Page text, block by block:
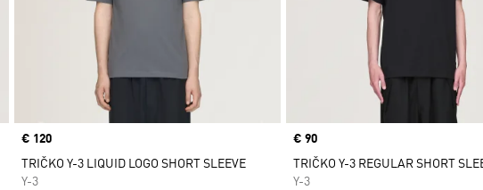
Price
€ 120
TRIČKO Y-3 LIQUID LOGO SHORT SLEEVE
Y-3
Price
€ 90
TRIČKO Y-3 REGULAR SHORT
Y-3